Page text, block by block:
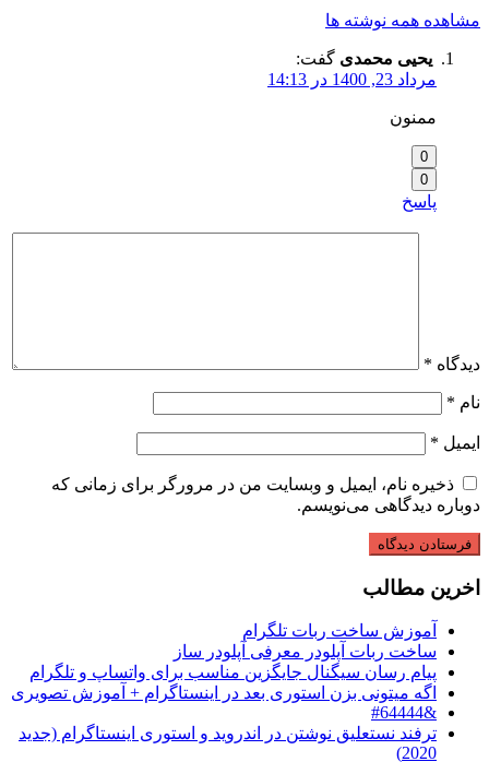
ها
گفت:
ایمیل و وبسایت من در مرورگر برای زمانی که
می‌نویسم.
ربات تلگرام
آپلودر معرفی آپلودر ساز
سیگنال جایگزین مناسب برای واتساپ و تلگرام
بزن استوری بعد در اینستاگرام + آموزش تصویری
نوشتن در اندروید و استوری اینستاگرام (جدید